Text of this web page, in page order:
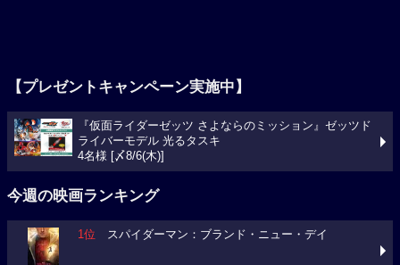
【プレゼントキャンペーン実施中】
『仮面ライダーゼッツ さよならのミッション』ゼッツド
ライバーモデル 光るタスキ
4名様 [〆8/6(木)]
今週の映画ランキング
1位 スパイダーマン：ブランド・ニュー・デイ